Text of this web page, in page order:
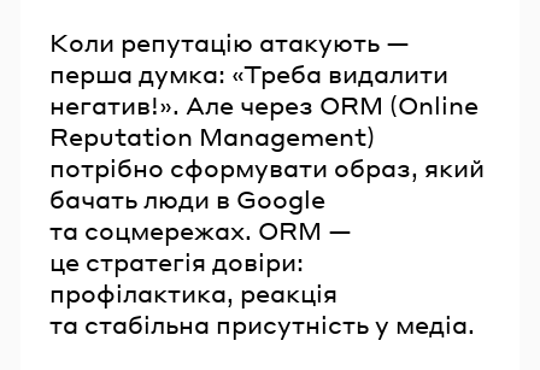
Коли репутацію атакують —
перша думка: «Треба видалити
негатив!». Але через ORM (Online
Reputation Management)
потрібно сформувати образ, який
бачать люди в Google
та соцмережах. ORM —
це стратегія довіри:
профілактика, реакція
та стабільна присутність у медіа.